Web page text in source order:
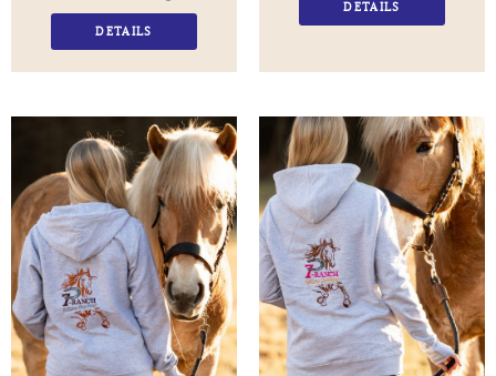
DETAILS
DETAILS